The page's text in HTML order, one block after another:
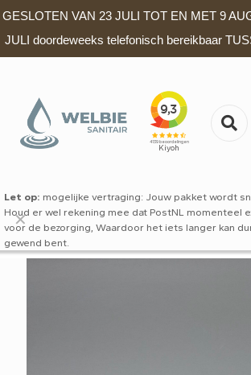
GESLOTEN VAN 23 JULI TOT EN MET 9
JULI doordeweeks telefonisch bereikbaar
Let op: mogelijke vertraging: Jouw pakket wordt
Houd er wel rekening mee dat PostNL momenteel
voor de bezorging, Waardoor het iets langer kan
gewend bent.
✕